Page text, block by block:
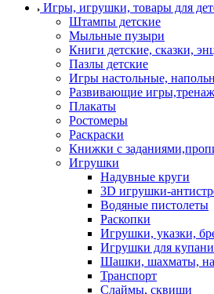
Игры, игрушки, товары для
Штампы детские
Мыльные пузыри
Книги детские, сказки,
Пазлы детские
Игры настольные,
Развивающие
Плакаты
Ростомеры
Раскраски
Книжки с
Игрушки
Надувные круги
3D игрушки-
Водяные пистолеты
Раскопки
Игрушки, указки,
Игрушки для
Шашки, шахматы,
Транспорт
Слаймы, сквиши